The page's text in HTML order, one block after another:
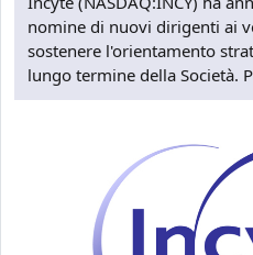
nomine di nuovi dirigenti ai
sostenere l'orientamento
lungo termine della Società.